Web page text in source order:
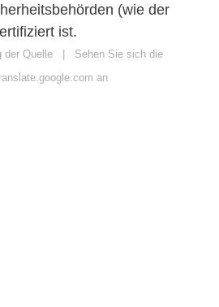
(wie der
ist.
der Quelle | Sehen Sie sich die
an